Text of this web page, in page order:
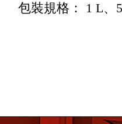
包裝規格： 1 L、